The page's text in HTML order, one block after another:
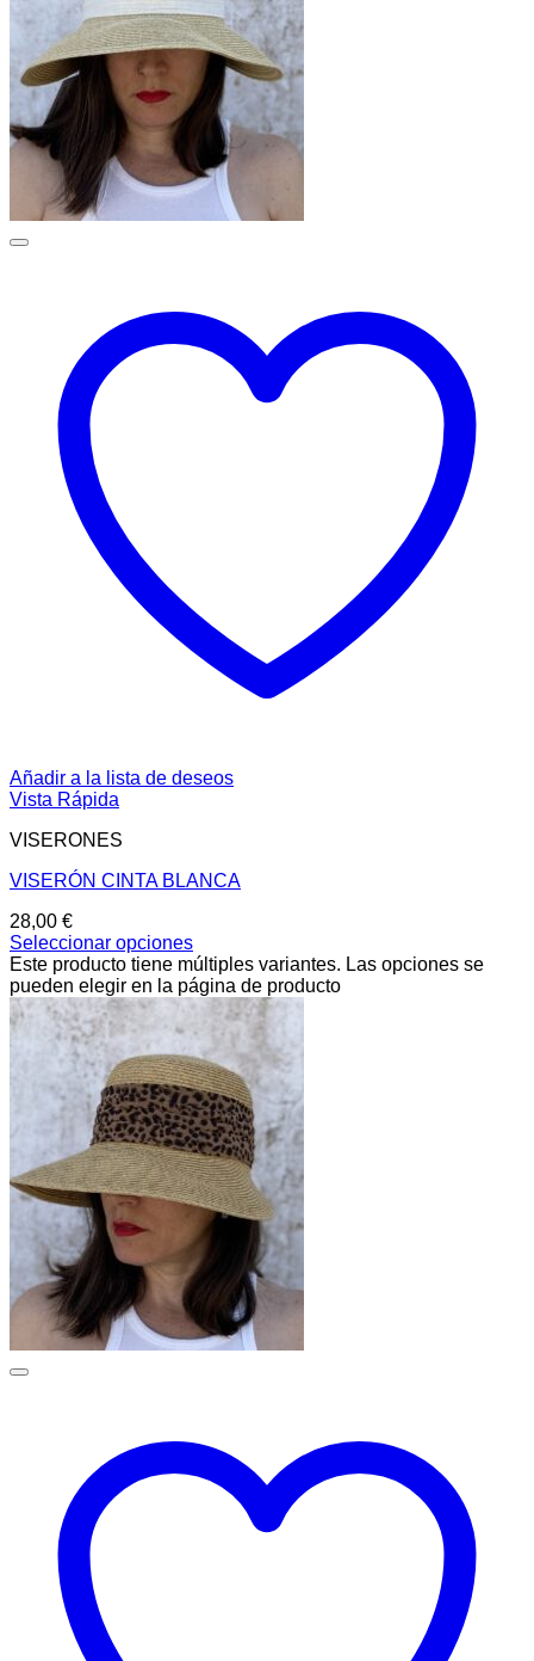
Añadir a la lista de deseos
Vista Rápida
VISERONES
VISERÓN CINTA BLANCA
28,00 €
Seleccionar opciones
Este producto tiene múltiples variantes. Las opciones se
pueden elegir en la página de producto